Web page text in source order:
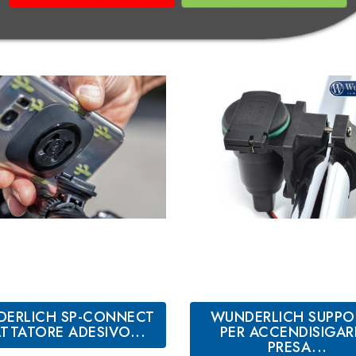
SP-CONNECT
ADESIVO...
WUNDERLICH
PER
PRESA...